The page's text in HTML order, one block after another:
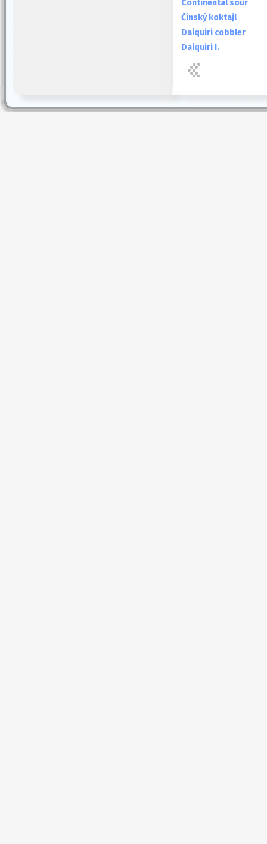
Continental sour
Čínský koktajl
Daiquiri cobbler
Daiquiri I.